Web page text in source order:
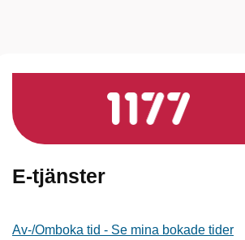
E-tjänster
Av-/Omboka tid - Se mina bokade tider